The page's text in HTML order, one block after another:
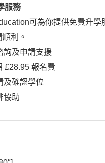
服務
可為你提供免費升
利。
詢及申請支援
£28.95 報名費
及確認學位
協助